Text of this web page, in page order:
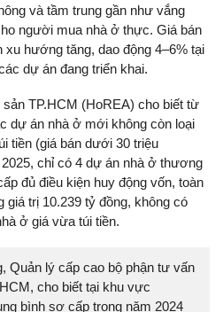
và tầm trung gần như vắng
người mua nhà ở thực. Giá bán
hướng tăng, dao động 4–6% tại
dự án đang triển khai.
TP.HCM (HoREA) cho biết từ
dự án nhà ở mới không còn loại
tiền (giá bán dưới 30 triệu
chỉ có 4 dự án nhà ở thương
đủ điều kiện huy động vốn, toàn
giá trị 10.239 tỷ đồng, không có
ở giá vừa túi tiền.
Quản lý cấp cao bộ phận tư vấn
cho biết tại khu vực
bình sơ cấp trong năm 2024